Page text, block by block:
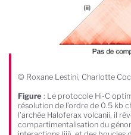
© Roxane Lestini, Charlotte
Figure : Le protocole Hi-C
résolution de l’ordre de 0.5 kb
l’archée Haloferax volcanii, il
compartimentalisation du